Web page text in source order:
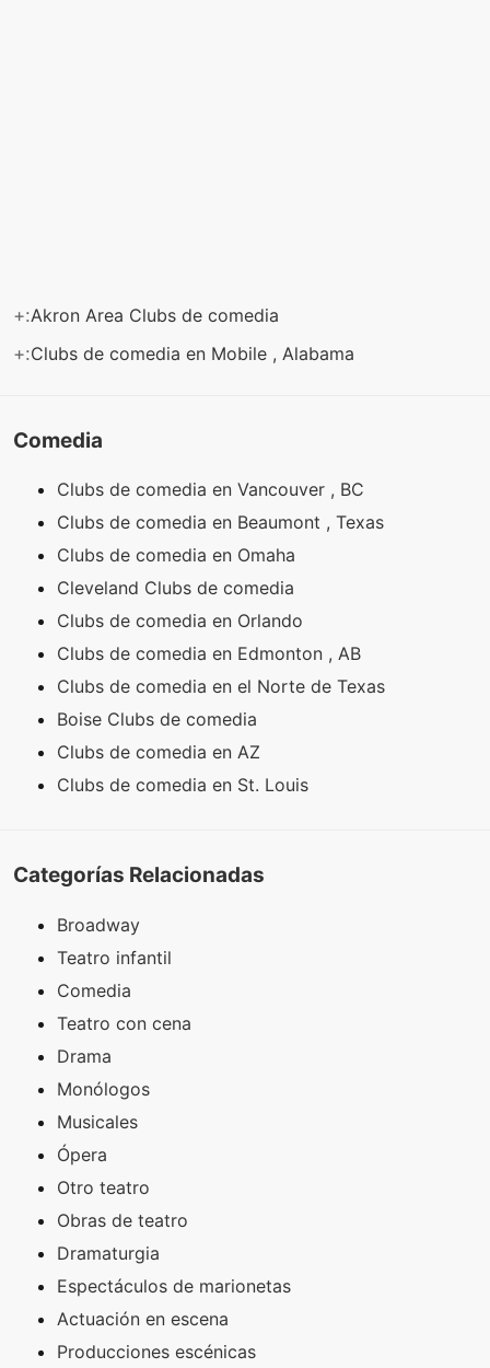
+:Akron Area Clubs de comedia
+:Clubs de comedia en Mobile , Alabama
Comedia
Clubs de comedia en Vancouver , BC
Clubs de comedia en Beaumont , Texas
Clubs de comedia en Omaha
Cleveland Clubs de comedia
Clubs de comedia en Orlando
Clubs de comedia en Edmonton , AB
Clubs de comedia en el Norte de Texas
Boise Clubs de comedia
Clubs de comedia en AZ
Clubs de comedia en St. Louis
Categorías Relacionadas
Broadway
Teatro infantil
Comedia
Teatro con cena
Drama
Monólogos
Musicales
Ópera
Otro teatro
Obras de teatro
Dramaturgia
Espectáculos de marionetas
Actuación en escena
Producciones escénicas